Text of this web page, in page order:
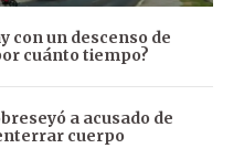
con un descenso de
cuánto tiempo?
a acusado de
cuerpo